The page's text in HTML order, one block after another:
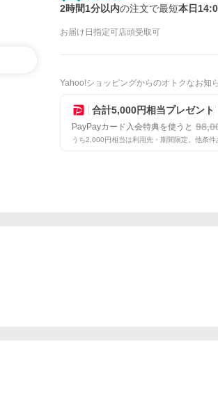
2時間1分以内の注文で最短本日
お届け日指定可店頭受取可
Yahoo!ショッピングからのオトクなお知
合計5,000円相当プレゼント
PayPayカード入会特典を使うと
うち2,000円相当は利用先・期間限定。他条件